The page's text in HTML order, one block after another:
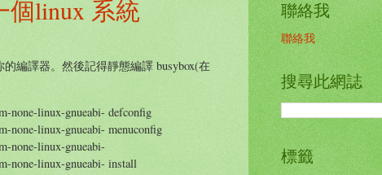
個linux 系統
的編譯器。然後記得靜態編譯 busybox(在
none-linux-gnueabi- defconfig
none-linux-gnueabi- menuconfig
none-linux-gnueabi-
none-linux-gnueabi- install
聯絡我
聯絡我
搜尋此網誌
標籤